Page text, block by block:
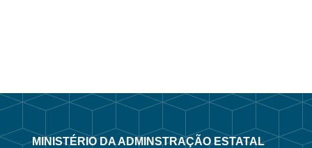
MINISTÉRIO DA ADMINSTRAÇÃO ESTATAL